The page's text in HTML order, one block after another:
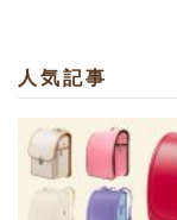
人気記事